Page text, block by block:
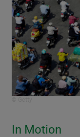
In Motion